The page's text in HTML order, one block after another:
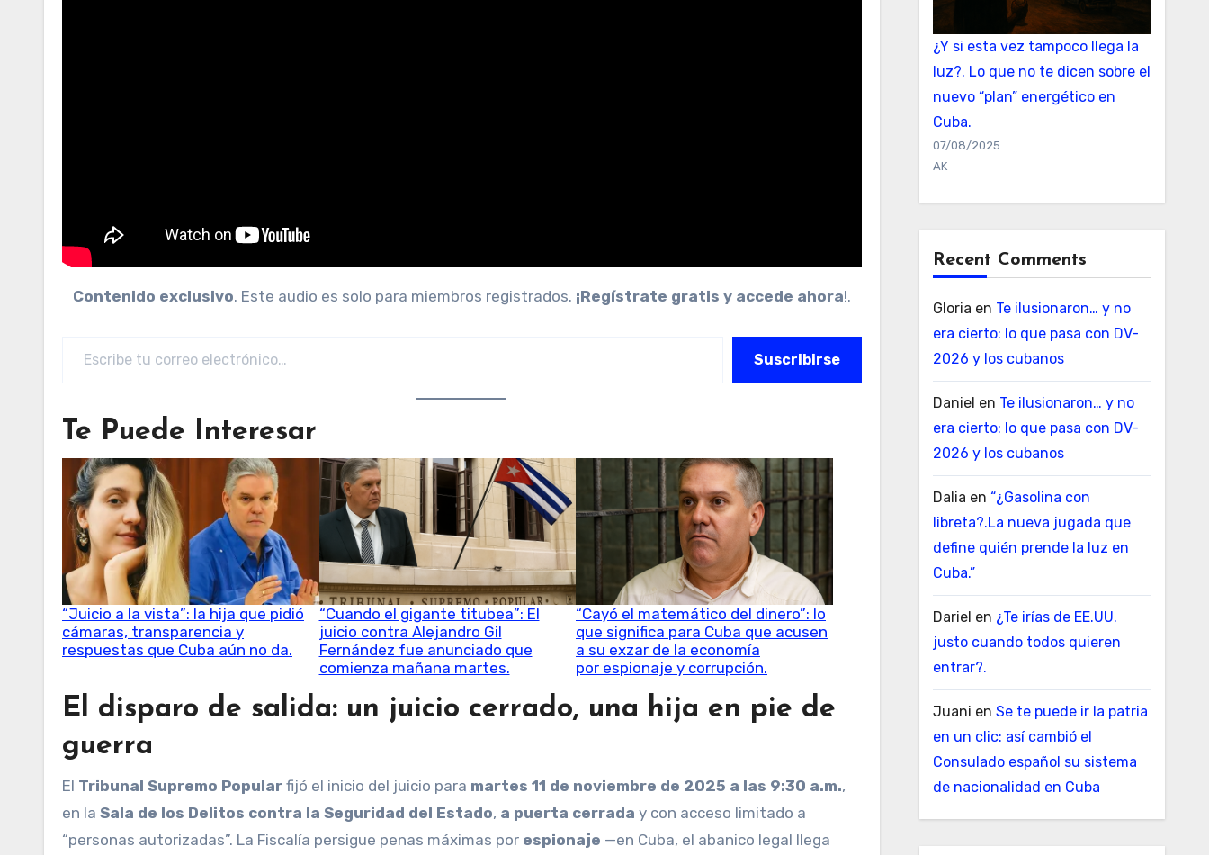
Contenido exclusivo. Este audio es solo para miembros registrados. ¡Regístrate gratis y accede ahora!.
Suscribirse
Te Puede Interesar
“Juicio a la vista”: la hija que pidió
cámaras, transparencia y
respuestas que Cuba aún no da.
“Cuando el gigante titubea”: El
juicio contra Alejandro Gil
Fernández fue anunciado que
comienza mañana martes.
“Cayó el matemático del dinero”: lo
que significa para Cuba que acusen
a su exzar de la economía
por espionaje y corrupción.
El disparo de salida: un juicio cerrado, una hija en pie de
guerra
El Tribunal Supremo Popular fijó el inicio del juicio para martes 11 de noviembre de 2025 a las 9:30 a.m.,
en la Sala de los Delitos contra la Seguridad del Estado, a puerta cerrada y con acceso limitado a
“personas autorizadas”. La Fiscalía persigue penas máximas por espionaje —en Cuba, el abanico legal llega
¿Y si esta vez tampoco llega la
luz?. Lo que no te dicen sobre el
nuevo “plan” energético en
Cuba.
07/08/2025
AK
Recent Comments
Gloria en Te ilusionaron… y no
era cierto: lo que pasa con DV-
2026 y los cubanos
Daniel en Te ilusionaron… y no
era cierto: lo que pasa con DV-
2026 y los cubanos
Dalia en “¿Gasolina con
libreta?.La nueva jugada que
define quién prende la luz en
Cuba.”
Dariel en ¿Te irías de EE.UU.
justo cuando todos quieren
entrar?.
Juani en Se te puede ir la patria
en un clic: así cambió el
Consulado español su sistema
de nacionalidad en Cuba